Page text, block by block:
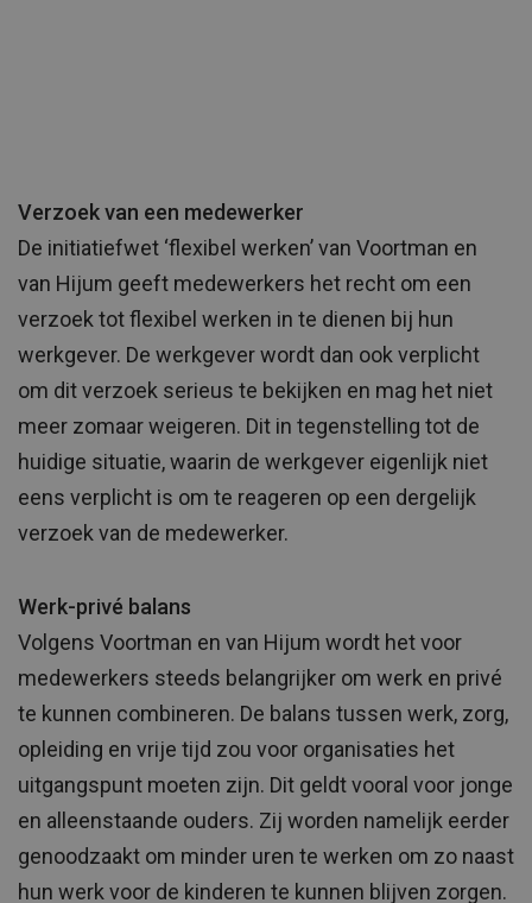
Verzoek van een medewerker
De initiatiefwet ‘flexibel werken’ van Voortman en
van Hijum geeft medewerkers het recht om een
verzoek tot flexibel werken in te dienen bij hun
werkgever. De werkgever wordt dan ook verplicht
om dit verzoek serieus te bekijken en mag het niet
meer zomaar weigeren. Dit in tegenstelling tot de
huidige situatie, waarin de werkgever eigenlijk niet
eens verplicht is om te reageren op een dergelijk
verzoek van de medewerker.
Werk-privé balans
Volgens Voortman en van Hijum wordt het voor
medewerkers steeds belangrijker om werk en privé
te kunnen combineren. De balans tussen werk, zorg,
opleiding en vrije tijd zou voor organisaties het
uitgangspunt moeten zijn. Dit geldt vooral voor jonge
en alleenstaande ouders. Zij worden namelijk eerder
genoodzaakt om minder uren te werken om zo naast
hun werk voor de kinderen te kunnen blijven zorgen.